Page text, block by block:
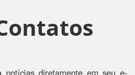
notícias diretamente em seu e-